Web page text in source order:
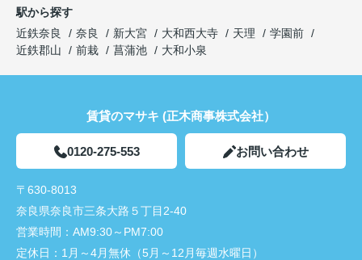
駅から探す
近鉄奈良
奈良 新大宮 大和西大寺 天理
学園前
近鉄郡山
前栽 菖蒲池 大和小泉
賃貸のマサキ (正木商事株式会社）
0120-275-553 お問い合わせ
〒630-8013
奈良県奈良市三条大路５丁目2-40
営業時間： AM9:30～PM7:00
定休日： 1月～4月無休（5月～12月毎週水曜日）